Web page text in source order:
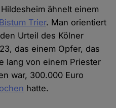
ähnelt einem
Trier. Man orientiert
Urteil des Kölner
das einem Opfer, das
lang von einem Priester
war, 300.000 Euro
hatte.